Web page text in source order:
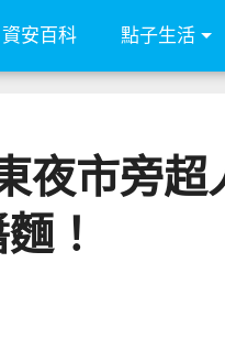
資安百科 點子生活
夜市旁
！